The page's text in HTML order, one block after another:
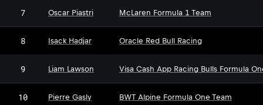
7 Oscar Piastri McLaren Formula 1 Team
8 Isack Hadjar Oracle Red Bull Racing
9 Liam Lawson Visa Cash App Racing Bulls Formula
10 Pierre Gasly BWT Alpine Formula One Team